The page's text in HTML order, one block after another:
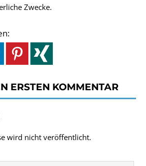
Zwecke.
ERSTEN KOMMENTAR
wird nicht veröffentlicht.